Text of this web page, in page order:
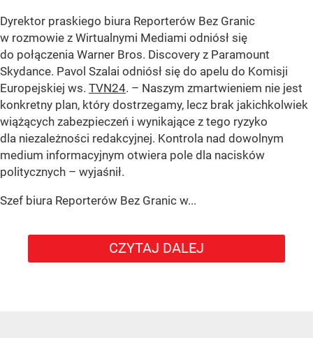
Dyrektor praskiego biura Reporterów Bez Granic
w rozmowie z Wirtualnymi Mediami odniósł się
do połączenia Warner Bros. Discovery z Paramount
Skydance. Pavol Szalai odniósł się do apelu do Komisji
Europejskiej ws. TVN24. – Naszym zmartwieniem nie jest
konkretny plan, który dostrzegamy, lecz brak jakichkolwiek
wiążących zabezpieczeń i wynikające z tego ryzyko
dla niezależności redakcyjnej. Kontrola nad dowolnym
medium informacyjnym otwiera pole dla nacisków
politycznych – wyjaśnił.
Szef biura Reporterów Bez Granic w...
CZYTAJ DALEJ